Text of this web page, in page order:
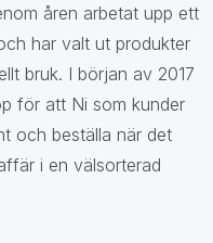
åren arbetat upp ett
har valt ut produkter
bruk. I början av 2017
för att Ni som kunder
och beställa när det
i en välsorterad